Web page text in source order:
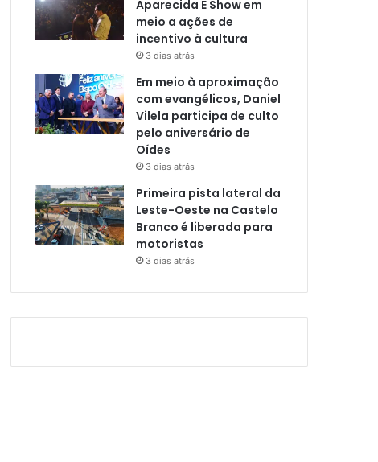
Aparecida É Show em
meio a ações de
incentivo à cultura
3 dias atrás
Em meio à aproximação
com evangélicos, Daniel
Vilela participa de culto
pelo aniversário de
Oídes
3 dias atrás
Primeira pista lateral da
Leste-Oeste na Castelo
Branco é liberada para
motoristas
3 dias atrás